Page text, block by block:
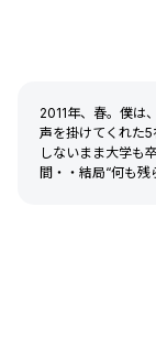
2011年、春。僕は
声を掛けてくれた
しないまま大学も
間・・結局“何も残